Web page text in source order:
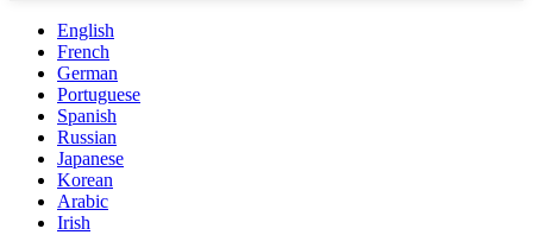
English
French
German
Portuguese
Spanish
Russian
Japanese
Korean
Arabic
Irish